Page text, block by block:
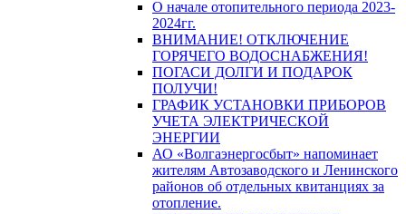
О начале отопительного периода 2023-
2024гг.
ВНИМАНИЕ! ОТКЛЮЧЕНИЕ
ГОРЯЧЕГО ВОДОСНАБЖЕНИЯ!
ПОГАСИ ДОЛГИ И ПОДАРОК
ПОЛУЧИ!
ГРАФИК УСТАНОВКИ ПРИБОРОВ
УЧЕТА ЭЛЕКТРИЧЕСКОЙ
ЭНЕРГИИ
АО «Волгаэнергосбыт» напоминает
жителям Автозаводского и Ленинского
районов об отдельных квитанциях за
отопление.